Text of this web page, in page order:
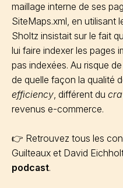
maillage interne de ses
SiteMaps.xml, en utilisant
Sholtz insistait sur le fait
lui faire indexer les pages
pas indexées. Au risque
de quelle façon la qualité
efficiency, différent du
revenus e-commerce.
👉 Retrouvez tous les
Guilteaux et David
podcast.